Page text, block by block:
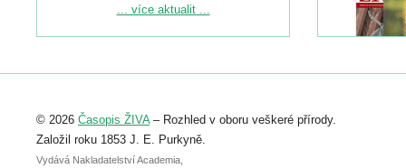
Podrobnější informace ke konferenci
Registrovat se můžete do 6. září.
abstraktu přihlášené přednášky nebo
posteru je už 30. června.
... více aktualit ...
© 2026 Časopis ŽIVA– Rozhled v oboru veškeré přírody.
Založil roku 1853 J. E. Purkyně.
Vydává Nakladatelství Academia,